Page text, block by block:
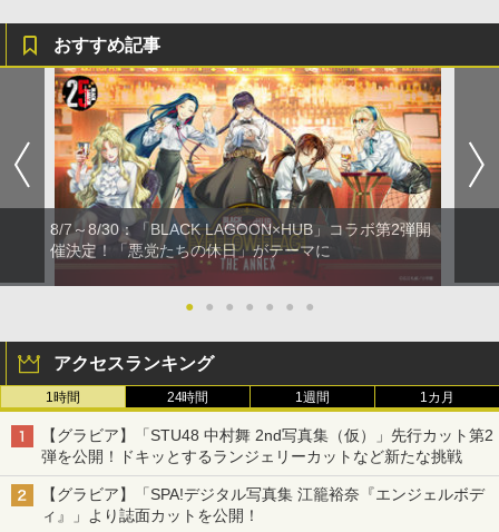
おすすめ記事
8/7～8/30：「BLACK LAGOON×HUB」コラボ第2弾開
催決定！「悪党たちの休日」がテーマに
● ● ● ● ● ● ●
アクセスランキング
1時間 24時間 1週間 1カ月
【グラビア】「STU48 中村舞 2nd写真集（仮）」先行カット第2
弾を公開！ドキッとするランジェリーカットなど新たな挑戦
【グラビア】「SPA!デジタル写真集 江籠裕奈『エンジェルボデ
ィ』」より誌面カットを公開！